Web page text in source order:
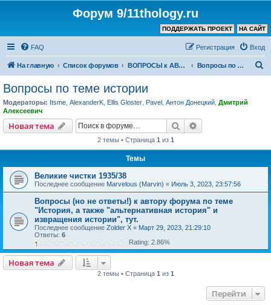
Форум 9/11thology.ru
НА САЙТ
ПОДДЕРЖАТЬ ПРОЕКТ
FAQ Вход
Регистрация
На главную Список форумов ВОПРОСЫ к АВТОРУ КАНАЛА и ХОЗЯИНУ ФОРУМА Вопросы по теме истории
Вопросы по теме истории
Модераторы: Itsme AlexanderK Ellis Gloster Pavel Антон Донецкий Дмитрий
Алексеевич
Новая тема Поиск
2 темы • Страница 1 из 1
Темы
Великие чистки 1935/38
Последнее сообщение Marvelous (Marvin) « Июль 3, 2023, 23:57:56
Вопросы (но не ответы!) к автору форума по теме
"История, а также "альтернативная история" и
извращения истории", тут.
Последнее сообщение Zolder X « Март 29, 2023, 21:29:10
Ответы: 6
Rating: 2.86%
Новая тема
2 темы • Страница 1 из 1
Перейти